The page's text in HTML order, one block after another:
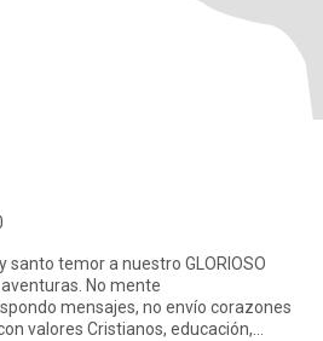
santo temor a nuestro GLORIOSO
No mente
valores Cristianos, educación,